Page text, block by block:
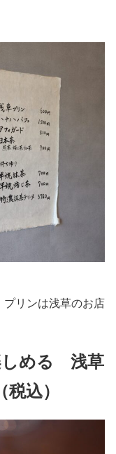
リンは浅草のお店
しめる 浅草
込）